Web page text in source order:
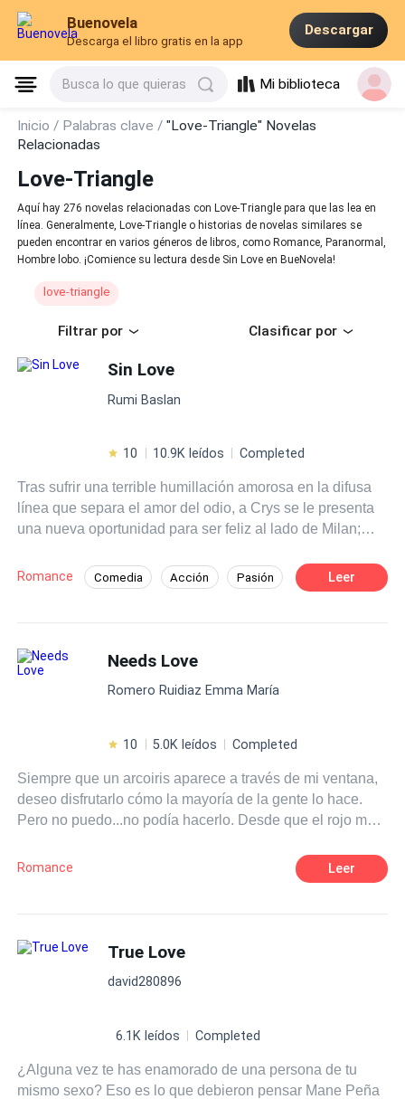
Buenovela
Descarga el libro gratis en la app
Descargar
Busca lo que quieras Mi biblioteca
Inicio / Palabras clave /"Love-Triangle" Novelas
Relacionadas
Love-Triangle
Aquí hay 276 novelas relacionadas con Love-Triangle para que las lea en
línea. Generalmente, Love-Triangle o historias de novelas similares se
pueden encontrar en varios géneros de libros, como Romance, Paranormal,
Hombre lobo. ¡Comience su lectura desde Sin Love en BueNovela!
love-triangle
Filtrar por Clasificar por
Sin Love
Rumi Baslan
10 10.9K leídos Completed
Tras sufrir una terrible humillación amorosa en la difusa
línea que separa el amor del odio, a Crys se le presenta
una nueva oportunidad para ser feliz al lado de Milan;
corazón, haciendo todo lo posible por alejarla de Bastian
Woodwryn. Mientras que el mismo Bastian tiene claro
Bellowk. Lo que no sabe es que ella está decidida a no
perder ni a doblegarse ante él. Un nuevo ciclo escolar,
nuevos personajes, un misterioso enemigo aparece y una
¿Conseguirán Crys y Bastian sobrevivir a este nuevo
ante las tentaciones y pasiones más profundas de su
amor?
Romance Comedia Acción Pasión Leer
Needs Love
Romero Ruidiaz Emma María
10 5.0K leídos Completed
Siempre que un arcoiris aparece a través de mi ventana,
deseo disfrutarlo cómo la mayoría de la gente lo hace.
Pero no puedo...no podía hacerlo. Desde que el rojo me
verde a tu suéter de rayas, y el rosa a tus mejillas.
Romance Leer
True Love
david280896
6.1K leídos Completed
¿Alguna vez te has enamorado de una persona de tu
mismo sexo? Eso es lo que debieron pensar Mane Peña